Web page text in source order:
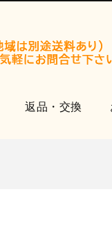
返品・交換